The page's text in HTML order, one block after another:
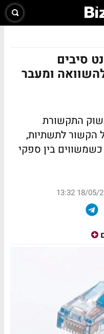
סיבים
ומעבר
התקשורת
הקשור לתשתיות,
בין ספקי
18/05/